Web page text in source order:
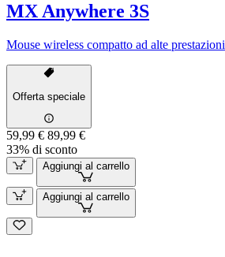
MX Anywhere 3S
Mouse wireless compatto ad alte prestazioni
Offerta speciale
59,99 € 89,99 €
33% di sconto
Aggiungi al carrello
Aggiungi al carrello